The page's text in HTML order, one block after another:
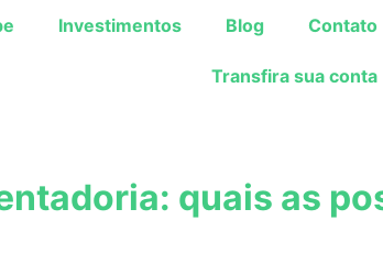
Investimentos Blog Contato
Transfira sua conta
quais as